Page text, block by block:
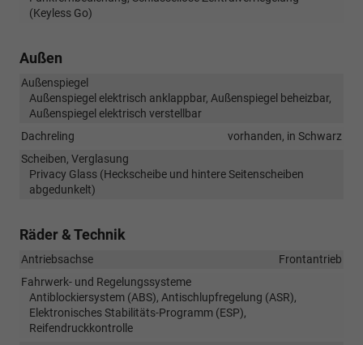
(Keyless Go)
Außen
Außenspiegel
Außenspiegel elektrisch anklappbar, Außenspiegel beheizbar,
Außenspiegel elektrisch verstellbar
Dachreling
vorhanden, in Schwarz
Scheiben, Verglasung
Privacy Glass (Heckscheibe und hintere Seitenscheiben
abgedunkelt)
Räder & Technik
Antriebsachse
Frontantrieb
Fahrwerk- und Regelungssysteme
Antiblockiersystem (ABS), Antischlupfregelung (ASR),
Elektronisches Stabilitäts-Programm (ESP),
Reifendruckkontrolle